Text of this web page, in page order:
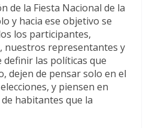
de la Fiesta Nacional de la
y hacia ese objetivo se
los participantes,
nuestros representantes y
las políticas que
dejen de pensar solo en el
y piensen en
habitantes que la